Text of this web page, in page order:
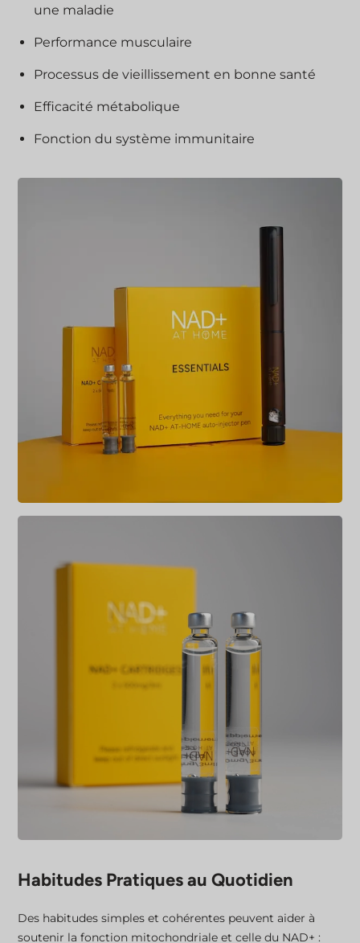
une maladie
Performance musculaire
Processus de vieillissement en bonne santé
Efficacité métabolique
Fonction du système immunitaire
Habitudes Pratiques au Quotidien
Des habitudes simples et cohérentes peuvent aider à
soutenir la fonction mitochondriale et celle du NAD+ :